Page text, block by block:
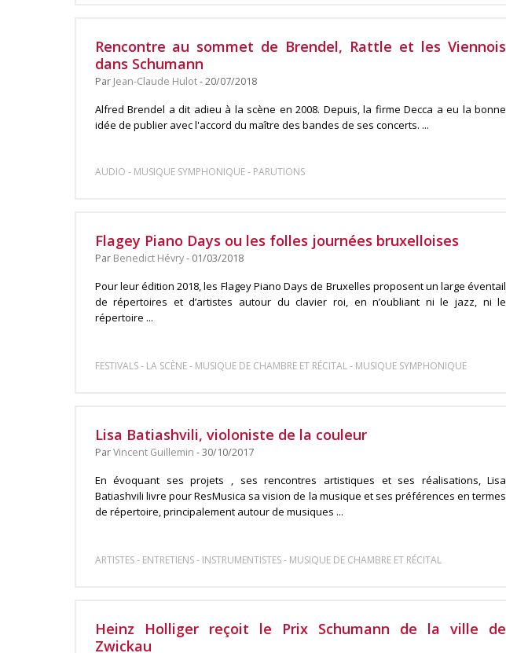
Rencontre au sommet de Brendel, Rattle et les Viennois
dans Schumann
Par Jean-Claude Hulot- 20/07/2018
Alfred Brendel a dit adieu à la scène en 2008. Depuis, la firme Decca a eu la bonne
idée de publier avec l'accord du maître des bandes de ses concerts. ...
AUDIO - MUSIQUE SYMPHONIQUE- PARUTIONS
Flagey Piano Days ou les folles journées bruxelloises
Par Benedict Hévry- 01/03/2018
Pour leur édition 2018, les Flagey Piano Days de Bruxelles proposent un large éventail
de répertoires et d’artistes autour du clavier roi, en n’oubliant ni le jazz, ni le
répertoire ...
FESTIVALS- LA SCÈNE- MUSIQUE DE CHAMBRE ET RÉCITAL- MUSIQUE SYMPHONIQUE
Lisa Batiashvili, violoniste de la couleur
ParVincent Guillemin - 30/10/2017
En évoquant ses projets , ses rencontres artistiques et ses réalisations, Lisa
Batiashvili livre pour ResMusica sa vision de la musique et ses préférences en termes
de répertoire, principalement autour de musiques ...
ARTISTES- ENTRETIENS- INSTRUMENTISTES- MUSIQUE DE CHAMBRE ET RÉCITAL
Heinz Holliger reçoit le Prix Schumann de la ville de
Zwickau